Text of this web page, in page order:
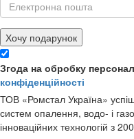
Хочу подарунок
Згода на обробку
конфіденційності
ТОВ «Ромстал Україна»
систем опалення, водо- і
інноваційних технологій з